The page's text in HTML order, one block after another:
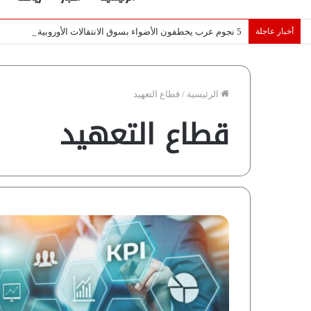
أخبار عاجلة 5 نجوم عرب يخطفون الأضواء بسوق الانتقالات الأوروبية 2026.. “رؤية” تكشف التفاصيل | إنفوجراف
الرئيسية / قطاع التعهيد
قطاع التعهيد